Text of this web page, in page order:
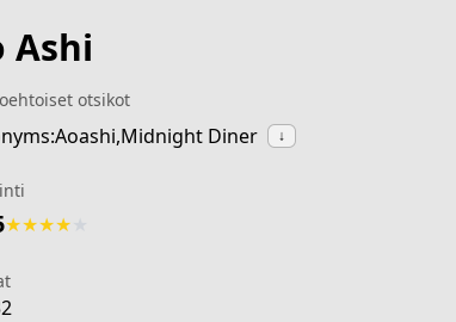
Ashi
otsikot
Diner ↓
★★★★